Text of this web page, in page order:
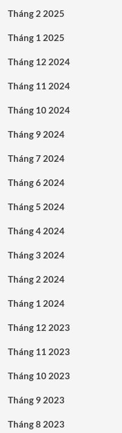
Tháng 2 2025
Tháng 1 2025
Tháng 12 2024
Tháng 11 2024
Tháng 10 2024
Tháng 9 2024
Tháng 7 2024
Tháng 6 2024
Tháng 5 2024
Tháng 4 2024
Tháng 3 2024
Tháng 2 2024
Tháng 1 2024
Tháng 12 2023
Tháng 11 2023
Tháng 10 2023
Tháng 9 2023
Tháng 8 2023